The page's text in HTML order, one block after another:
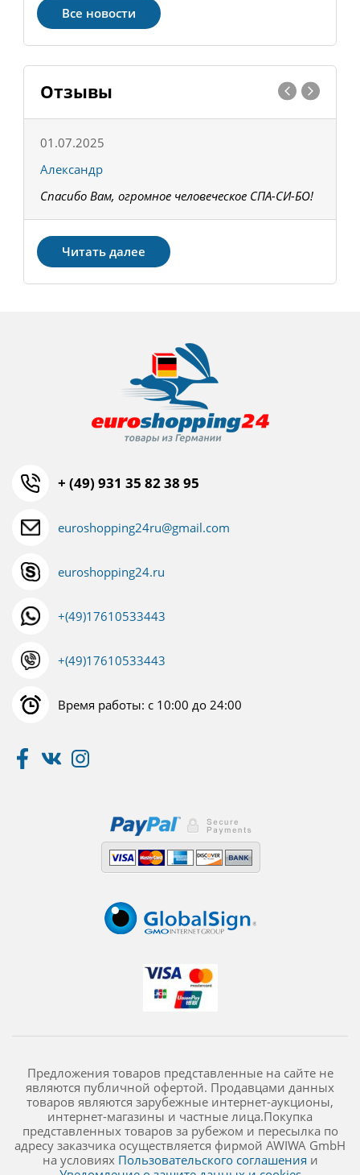
Все новости
Отзывы
01.07.2025
Александр
Спасибо Вам, огромное человеческое СПА-СИ-БО!
Читать далее
+ (49) 931 35 82 38 95
euroshopping24ru@gmail.com
euroshopping24.ru
+(49)17610533443
+(49)17610533443
Время работы: с 10:00 до 24:00
Предложения товаров представленные на сайте не
являются публичной офертой. Продавцами данных
товаров являются зарубежные интернет-аукционы,
интернет-магазины и частные лица.Покупка
представленных товаров за рубежом и пересылка по
адресу заказчика осуществляется фирмой AWIWA GmbH
на условиях Пользовательского соглашения и